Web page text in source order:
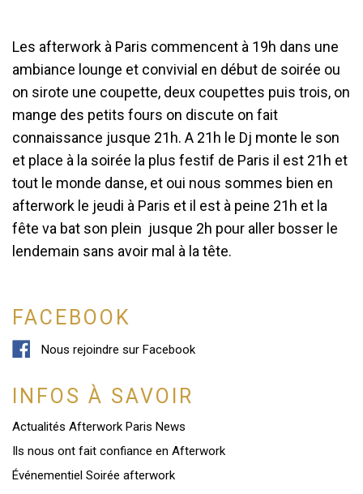
Les afterwork à Paris commencent à 19h dans une
ambiance lounge et convivial en début de soirée ou
on sirote une coupette, deux coupettes puis trois, on
mange des petits fours on discute on fait
connaissance jusque 21h. A 21h le Dj monte le son
et place à la soirée la plus festif de Paris il est 21h et
tout le monde danse, et oui nous sommes bien en
afterwork le jeudi à Paris et il est à peine 21h et la
fête va bat son plein  jusque 2h pour aller bosser le
lendemain sans avoir mal à la tête.
FACEBOOK
Nous rejoindre sur Facebook
INFOS À SAVOIR
Actualités Afterwork Paris News
Ils nous ont fait confiance en Afterwork
Événementiel Soirée afterwork